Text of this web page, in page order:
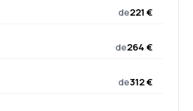
de221 €
de264 €
de312 €